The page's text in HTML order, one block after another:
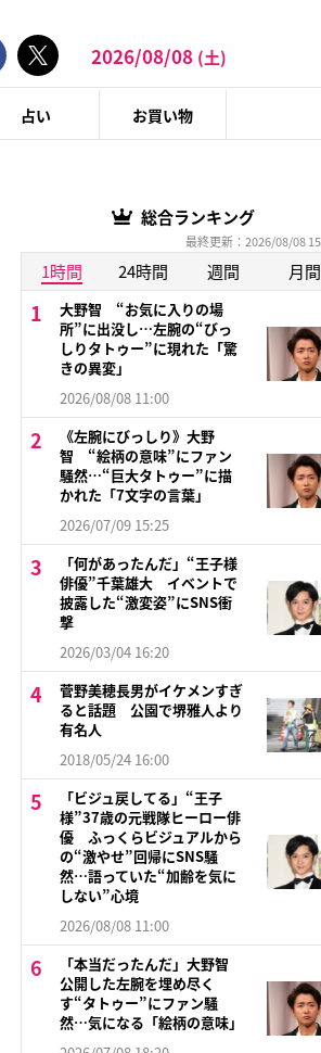
2026/08/08 (土)
占い お買い物
総合ランキング
最終更新：2026/08/08
1時間 24時間 週間 月間
大野智 “お気に入りの場
所”に出没し…左腕の“びっ
しりタトゥー”に現れた「驚
きの異変」
2026/08/08 11:00
《左腕にびっしり》大野
智 “絵柄の意味”にファン
騒然…“巨大タトゥー”に描
かれた「7文字の言葉」
2026/07/09 15:25
「何があったんだ」“王子様
俳優”千葉雄大 イベントで
披露した“激変姿”にSNS衝
撃
2026/03/04 16:20
菅野美穂長男がイケメンすぎ
ると話題 公園で堺雅人より
有名人
2018/05/24 16:00
「ビジュ戻してる」“王子
様”37歳の元戦隊ヒーロー俳
優 ふっくらビジュアルから
の“激やせ”回帰にSNS騒
然…語っていた“加齢を気に
しない”心境
2026/08/08 11:00
「本当だったんだ」大野智
公開した左腕を埋め尽く
す“タトゥー”にファン騒
然…気になる「絵柄の意味」